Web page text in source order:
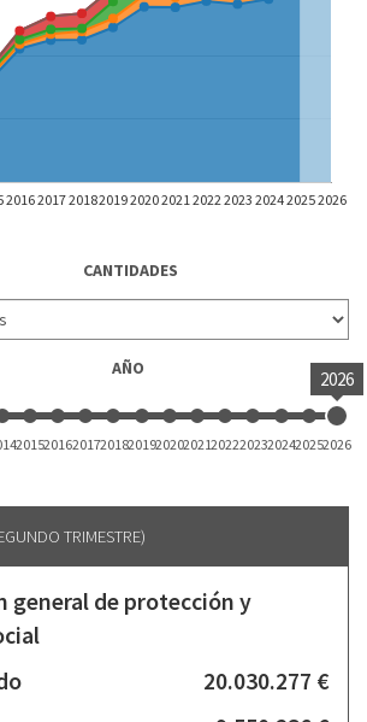
201620172018201920202021 20222023202420252026
CANTIDADES
AÑO 2026
201520162017201820192020202120222023202420252026
TRIMESTRE)
general de protección y
20.030.277 €